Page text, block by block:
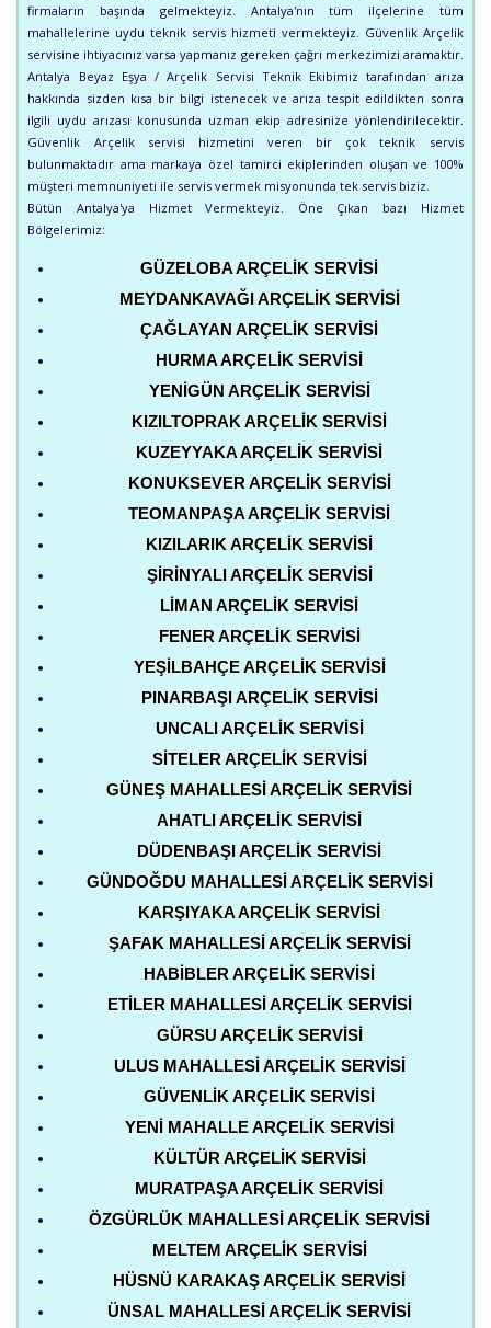
firmaların başında gelmekteyiz. Antalya'nın tüm ilçelerine tüm
mahallelerine uydu teknik servis hizmeti vermekteyiz. Güvenlik Arçelik
servisine ihtiyacınız varsa yapmanız gereken çağrı merkezimizi aramaktır.
Antalya Beyaz Eşya / Arçelik Servisi Teknik Ekibimiz tarafından arıza
hakkında sizden kısa bir bilgi istenecek ve arıza tespit edildikten sonra
ilgili uydu arızası konusunda uzman ekip adresinize yönlendirilecektir.
Güvenlik Arçelik servisi hizmetini veren bir çok teknik servis
bulunmaktadır ama markaya özel tamirci ekiplerinden oluşan ve 100%
müşteri memnuniyeti ile servis vermek misyonunda tek servis biziz.
Bütün Antalya'ya Hizmet Vermekteyiz. Öne Çıkan bazı Hizmet
Bölgelerimiz:
GÜZELOBA ARÇELIK SERVISI
MEYDANKAVAĞI ARÇELIK SERVISI
ÇAĞLAYAN ARÇELIK SERVISI
HURMA ARÇELIK SERVISI
YENIGÜN ARÇELIK SERVISI
KIZILTOPRAK ARÇELIK SERVISI
KUZEYYAKA ARÇELIK SERVISI
KONUKSEVER ARÇELIK SERVISI
TEOMANPAŞA ARÇELIK SERVISI
KIZILARIK ARÇELIK SERVISI
ŞIRINYALI ARÇELIK SERVISI
LIMAN ARÇELIK SERVISI
FENER ARÇELIK SERVISI
YEŞILBAHÇE ARÇELIK SERVISI
PINARBAŞI ARÇELIK SERVISI
UNCALI ARÇELIK SERVISI
SITELER ARÇELIK SERVISI
GÜNEŞ MAHALLESI ARÇELIK SERVISI
AHATLI ARÇELIK SERVISI
DÜDENBAŞI ARÇELIK SERVISI
GÜNDOĞDU MAHALLESI ARÇELIK SERVISI
KARŞIYAKA ARÇELIK SERVISI
ŞAFAK MAHALLESI ARÇELIK SERVISI
HABIBLER ARÇELIK SERVISI
ETILER MAHALLESI ARÇELIK SERVISI
GÜRSU ARÇELIK SERVISI
ULUS MAHALLESI ARÇELIK SERVISI
GÜVENLIK ARÇELIK SERVISI
YENI MAHALLE ARÇELIK SERVISI
KÜLTÜR ARÇELIK SERVISI
MURATPAŞA ARÇELIK SERVISI
ÖZGÜRLÜK MAHALLESI ARÇELIK SERVISI
MELTEM ARÇELIK SERVISI
HÜSNÜ KARAKAŞ ARÇELIK SERVISI
ÜNSAL MAHALLESI ARÇELIK SERVISI